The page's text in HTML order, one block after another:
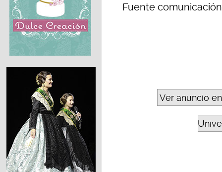
Fuente
Ver anuncio